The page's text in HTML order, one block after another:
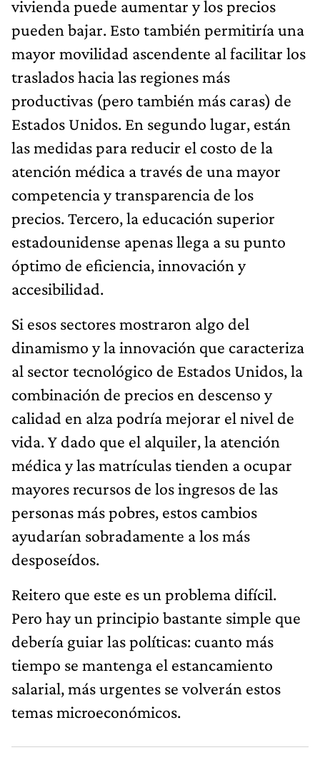
vivienda puede aumentar y los precios
pueden bajar. Esto también permitiría una
mayor movilidad ascendente al facilitar los
traslados hacia las regiones más
productivas (pero también más caras) de
Estados Unidos. En segundo lugar, están
las medidas para reducir el costo de la
atención médica a través de una mayor
competencia y transparencia de los
precios. Tercero, la educación superior
estadounidense apenas llega a su punto
óptimo de eficiencia, innovación y
accesibilidad.
Si esos sectores mostraron algo del
dinamismo y la innovación que caracteriza
al sector tecnológico de Estados Unidos, la
combinación de precios en descenso y
calidad en alza podría mejorar el nivel de
vida. Y dado que el alquiler, la atención
médica y las matrículas tienden a ocupar
mayores recursos de los ingresos de las
personas más pobres, estos cambios
ayudarían sobradamente a los más
desposeídos.
Reitero que este es un problema difícil.
Pero hay un principio bastante simple que
debería guiar las políticas: cuanto más
tiempo se mantenga el estancamiento
salarial, más urgentes se volverán estos
temas microeconómicos.